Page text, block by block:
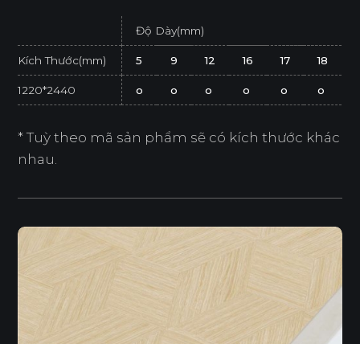
Độ Dày(mm)
Kích Thước(mm) 5 9 12 16 17 18
1220*2440 o o o o o o
* Tuỳ theo mã sản phẩm sẽ có kích thước khác
nhau.